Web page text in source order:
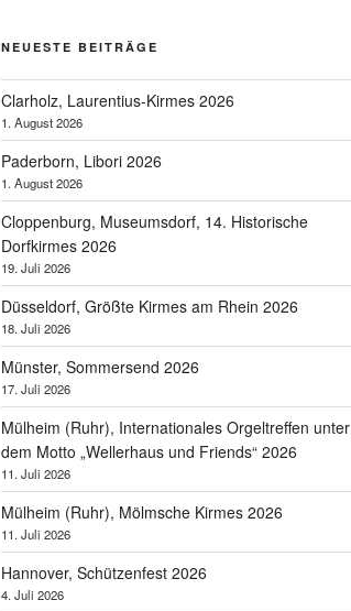
NEUESTE BEITRÄGE
Clarholz, Laurentius-Kirmes 2026
1. August 2026
Paderborn, Libori 2026
1. August 2026
Cloppenburg, Museumsdorf, 14. Historische
Dorfkirmes 2026
19. Juli 2026
Düsseldorf, Größte Kirmes am Rhein 2026
18. Juli 2026
Münster, Sommersend 2026
17. Juli 2026
Mülheim (Ruhr), Internationales Orgeltreffen unter
dem Motto „Wellerhaus und Friends“ 2026
11. Juli 2026
Mülheim (Ruhr), Mölmsche Kirmes 2026
11. Juli 2026
Hannover, Schützenfest 2026
4. Juli 2026